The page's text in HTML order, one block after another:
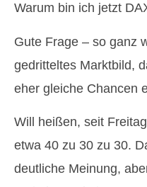
Warum bin ich jetzt
Gute Frage – so ganz
gedritteltes Marktbild,
eher gleiche Chancen
Will heißen, seit
etwa 40 zu 30 zu 30.
deutliche Meinung,